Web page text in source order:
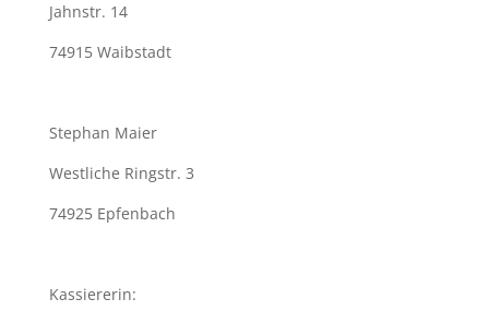
Jahnstr. 14
74915 Waibstadt
Stephan Maier
Westliche Ringstr. 3
74925 Epfenbach
Kassiererin: